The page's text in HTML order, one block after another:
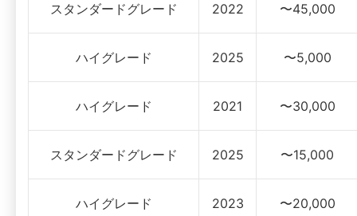
スタンダードグレード 2022 〜45,000
ハイグレード 2025 〜5,000
ハイグレード 2021 〜30,000
スタンダードグレード 2025 〜15,000
ハイグレード 2023 〜20,000